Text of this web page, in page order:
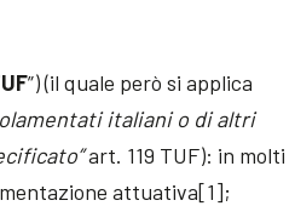
”) (il quale però si applica
italiani o di altri
art. 119 TUF): in molti
attuativa[1];